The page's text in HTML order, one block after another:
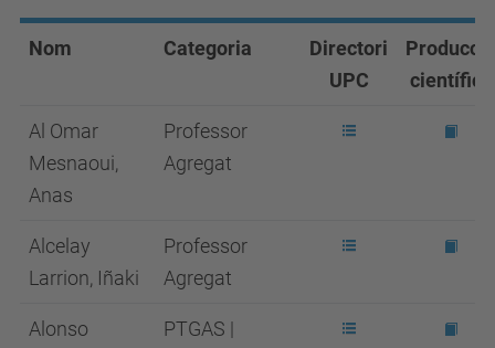
Nom Categoria
Directori
UPC
Producció
científica
Al Omar
Mesnaoui,
Anas
Professor
Agregat
Alcelay
Larrion, Iñaki
Professor
Agregat
Alonso
PTGAS |